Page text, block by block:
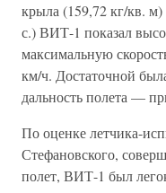
крыла (159,72 кг/кв.
с.) ВИТ-1 показал
максимальную
км/ч. Достаточной
дальность полета —
По оценке летчика-
Стефановского,
полет, ВИТ-1 был